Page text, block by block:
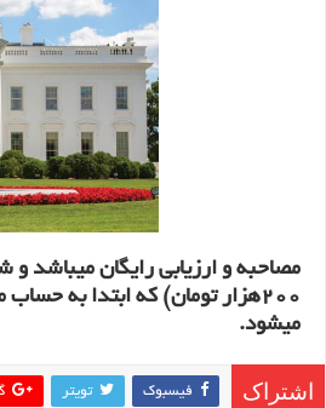
200هزار تومان) که ابتدا به
میشود.
اشتراک فيسبوك تويتر